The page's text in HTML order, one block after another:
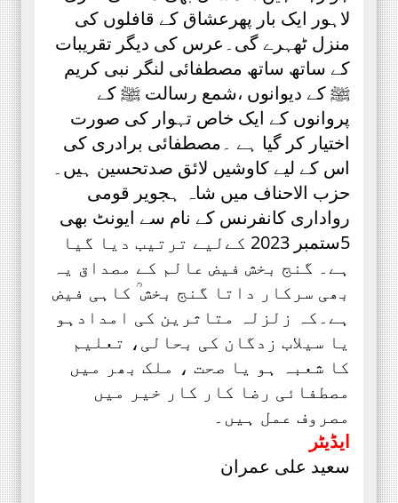
لاہور ایک بار پھرعشاق کے قافلوں کی
منزل ٹھہرے گی۔عرس کی دیگر تقریبات
کے ساتھ ساتھ مصطفائی لنگر نبی کریم
ﷺ کے دیوانوں ،شمع رسالت ﷺ کے
پروانوں کے ایک خاص تہوار کی صورت
اختیار کر گیا ہے ۔مصطفائی برادری کی
اس کے لیے کاوشیں لائق صدتحسین ہیں۔
حزب الاحناف میں شاہ ہجویر قومی
رواداری کانفرنس کے نام سے ایونٹ بھی
5ستمبر 2023 کےلیے ترتیب دیا گیا
ہے۔ گنج بخش فیض عالم کے مصداق یہ
بھی سرکار داتا گنج بخش ؒ کاہی فیض
ہے۔کہ زلزلہ متاثرین کی امدادہو
یا سیلاب زدگان کی بحالی، تعلیم
کا شعبہ ہو یا صحت ، ملک بھر میں
مصطفائی رضا کار کار خیر میں
مصروف عمل ہیں۔
ایڈیٹر
سعید علی عمران